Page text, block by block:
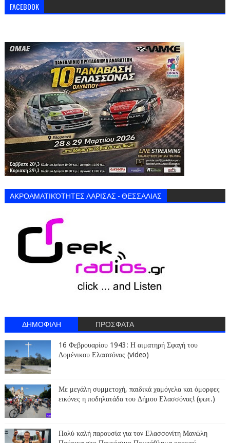
FACEBOOK
ΑΚΡΟΑΜΑΤΙΚΌΤΗΤΕΣ ΛΑΡΙΣΑΣ - ΘΕΣΣΑΛΙΑΣ
ΔΗΜΟΦΙΛΗ ΠΡΟΣΦΑΤΑ
16 Φεβρουαρίου 1943: Η αιματηρή Σφαγή του
Δομένικου Ελασσόνας (video)
Με μεγάλη συμμετοχή, παιδικά χαμόγελα και όμορφες
εικόνες η ποδηλατάδα του Δήμου Ελασσόνας! (φωτ.)
Πολύ καλή παρουσία για τον Ελασσονίτη Μανώλη